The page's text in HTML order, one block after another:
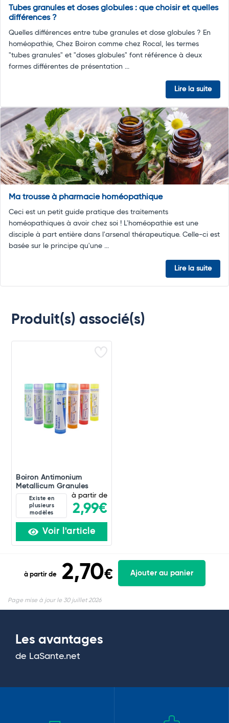
Tubes granules et doses globules : que choisir et quelles
différences ?
Quelles différences entre tube granules et dose globules ? En
homéopathie, Chez Boiron comme chez Rocal, les termes
"tubes granules" et "doses globules" font référence à deux
formes différentes de présentation ...
Lire la suite
Ma trousse à pharmacie homéopathique
Ceci est un petit guide pratique des traitements
homéopathiques à avoir chez soi ! L'homéopathie est une
disciple à part entière dans l'arsenal thérapeutique. Celle-ci est
basée sur le principe qu'une ...
Lire la suite
Produit(s) associé(s)
Boiron Antimonium
Metallicum Granules
Existe en
plusieurs
modèles
à partir de
2,99€
Voir l'article
à partir de 2,70€ Ajouter au panier
Page mise à jour le 30 juillet 2026
Les avantages
de LaSante.net